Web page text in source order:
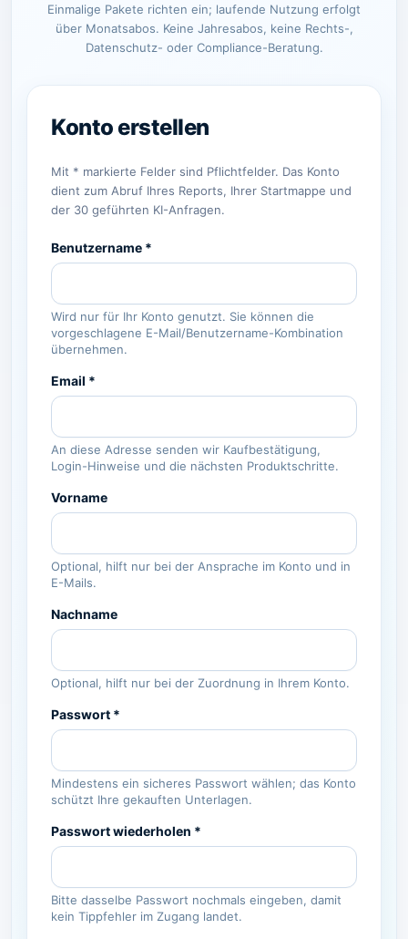
Einmalige Pakete richten ein; laufende Nutzung erfolgt
über Monatsabos. Keine Jahresabos, keine Rechts-,
Datenschutz- oder Compliance-Beratung.
Mit * markierte Felder sind Pflichtfelder. Das Konto
dient zum Abruf Ihres Reports, Ihrer Startmappe und
der 30 geführten KI-Anfragen.
Benutzername *
Wird nur für Ihr Konto genutzt. Sie können die
vorgeschlagene E-Mail/Benutzername-Kombination
übernehmen.
Email *
An diese Adresse senden wir Kaufbestätigung,
Login-Hinweise und die nächsten Produktschritte.
Vorname
Optional, hilft nur bei der Ansprache im Konto und in
E-Mails.
Nachname
Optional, hilft nur bei der Zuordnung in Ihrem Konto.
Passwort *
Mindestens ein sicheres Passwort wählen; das Konto
schützt Ihre gekauften Unterlagen.
Passwort wiederholen *
Bitte dasselbe Passwort nochmals eingeben, damit
kein Tippfehler im Zugang landet.